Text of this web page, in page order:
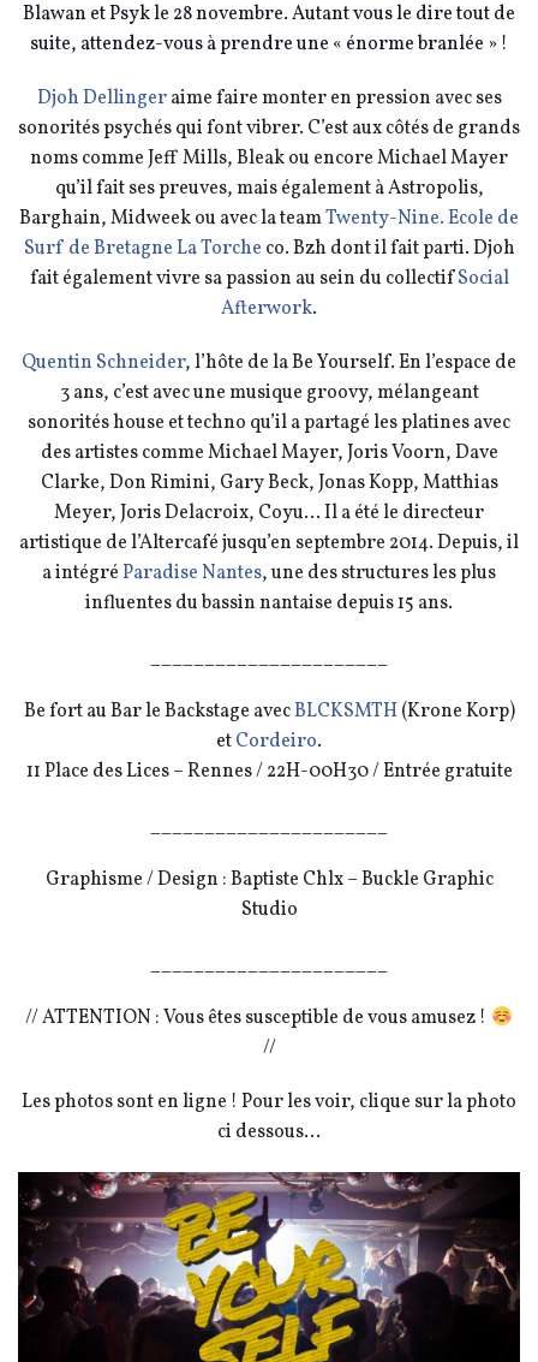
Blawan et Psyk le 28 novembre. Autant vous le dire tout de
suite, attendez-vous à prendre une « énorme branlée » !
Djoh Dellingeraime faire monter en pression avec ses
sonorités psychés qui font vibrer. C’est aux côtés de grands
noms comme Jeff Mills, Bleak ou encore Michael Mayer
qu’il fait ses preuves, mais également à Astropolis,
Barghain, Midweek ou avec la teamTwenty-Nine. Ecole de
Surf de Bretagne La Torche co. Bzh dont il fait parti. Djoh
fait également vivre sa passion au sein du collectifSocial
Afterwork.
Quentin Schneider, l’hôte de la Be Yourself. En l’espace de
3 ans, c’est avec une musique groovy, mélangeant
sonorités house et techno qu’il a partagé les platines avec
des artistes comme Michael Mayer, Joris Voorn, Dave
Clarke, Don Rimini, Gary Beck, Jonas Kopp, Matthias
Meyer, Joris Delacroix, Coyu… Il a été le directeur
artistique de l’Altercafé jusqu’en septembre 2014. Depuis, il
a intégréParadise Nantes, une des structures les plus
influentes du bassin nantaise depuis 15 ans.
______________________
Be fort au Bar le Backstage avecBLCKSMTH(Krone Korp)
etCordeiro.
11 Place des Lices – Rennes / 22H-00H30 / Entrée gratuite
______________________
Graphisme / Design : Baptiste Chlx – Buckle Graphic
Studio
______________________
// ATTENTION : Vous êtes susceptible de vous amusez !
//
Les photos sont en ligne ! Pour les voir, clique sur la photo
ci dessous…